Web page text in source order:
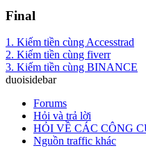
Final
1. Kiếm tiền cùng Accesstrad
2. Kiếm tiền cùng fiverr
3. Kiếm tiền cùng BINANCE
duoisidebar
Forums
Hỏi và trả lời
HỎI VỀ CÁC CÔNG
Nguồn traffic khác